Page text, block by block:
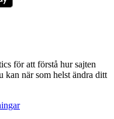
för att förstå hur sajten
kan när som helst ändra ditt